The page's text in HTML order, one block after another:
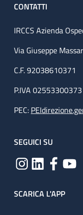
CONTATTI
IRCCS Azienda
Via Giuseppe
C.F. 92038610371
P.IVA 02553300373
PEC:
SEGUICI SU
SCARICA L'APP